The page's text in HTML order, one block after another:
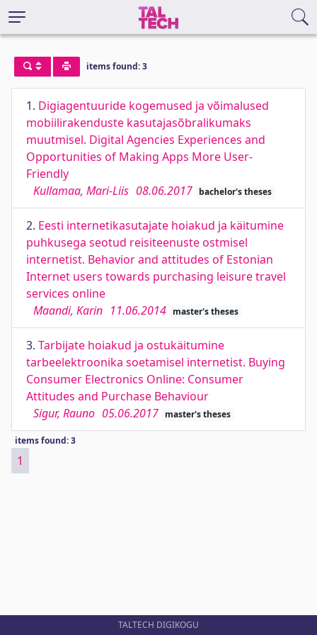
items found: 3
1. Digiagentuuride kogemused ja võimalused
mobiilirakenduste kasutajasõbralikumaks
muutmisel. Digital Agencies Experiences and
Opportunities of Making Apps More User-
Friendly
Kullamaa, Mari-Liis 08.06.2017 bachelor's theses
2. Eesti internetikasutajate hoiakud ja käitumine
puhkusega seotud reisiteenuste ostmisel
internetist. Behavior and attitudes of Estonian
Internet users towards purchasing leisure travel
services online
Maandi, Karin 11.06.2014 master's theses
3. Tarbijate hoiakud ja ostukäitumine
tarbeelektroonika soetamisel internetist. Buying
Consumer Electronics Online: Consumer
Attitudes and Purchase Behaviour
Sigur, Rauno 05.06.2017 master's theses
items found: 3
1
TALTECH DIGIKOGU